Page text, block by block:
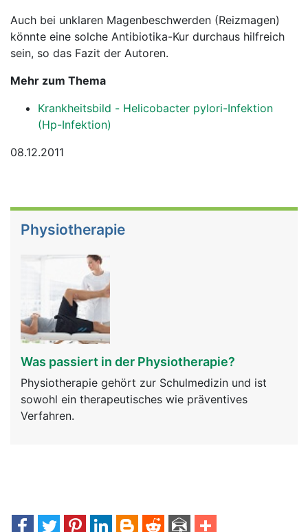
Auch bei unklaren Magenbeschwerden (Reizmagen)
könnte eine solche Antibiotika-Kur durchaus hilfreich
sein, so das Fazit der Autoren.
Mehr zum Thema
Krankheitsbild - Helicobacter pylori-Infektion
(Hp-Infektion)
08.12.2011
Physiotherapie
Was passiert in der Physiotherapie?
Physiotherapie gehört zur Schulmedizin und ist
sowohl ein therapeutisches wie präventives
Verfahren.